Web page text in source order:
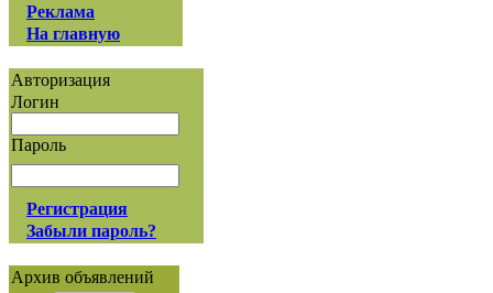
Реклама
На главную
Авторизация
Логин
Пароль
Регистрация
Забыли пароль?
Архив объявлений